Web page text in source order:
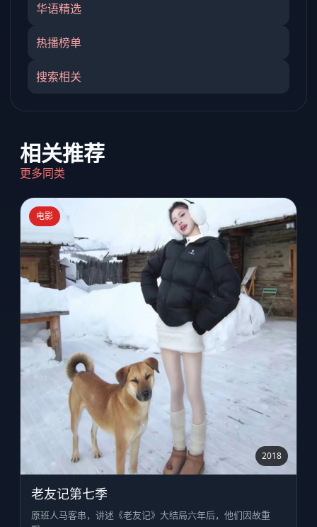
华语精选
热播榜单
搜索相关
相关推荐
更多同类
电影
2018
老友记第七季
原班人马客串，讲述《老友记》大结局六年后，他们因故重